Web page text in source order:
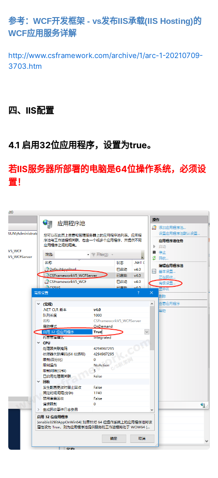
参考：WCF开发框架 - vs发布IIS承载(IIS Hosting)的
WCF应用服务详解
http://www.csframework.com/archive/1/arc-1-20210709-
3703.htm
四、IIS配置
4.1 启用32位应用程序，设置为true。
若IIS服务器所部署的电脑是64位操作系统，必须设
置！